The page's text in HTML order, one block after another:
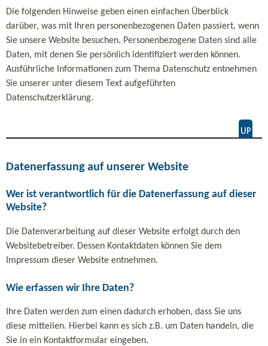
Die folgenden Hinweise geben einen einfachen Überblick
darüber, was mit Ihren personenbezogenen Daten passiert, wenn
Sie unsere Website besuchen. Personenbezogene Daten sind alle
Daten, mit denen Sie persönlich identifiziert werden können.
Ausführliche Informationen zum Thema Datenschutz entnehmen
Sie unserer unter diesem Text aufgeführten
Datenschutzerklärung.
Datenerfassung auf unserer Website
Wer ist verantwortlich für die Datenerfassung auf dieser
Website?
Die Datenverarbeitung auf dieser Website erfolgt durch den
Websitebetreiber. Dessen Kontaktdaten können Sie dem
Impressum dieser Website entnehmen.
Wie erfassen wir Ihre Daten?
Ihre Daten werden zum einen dadurch erhoben, dass Sie uns
diese mitteilen. Hierbei kann es sich z.B. um Daten handeln, die
Sie in ein Kontaktformular eingeben.